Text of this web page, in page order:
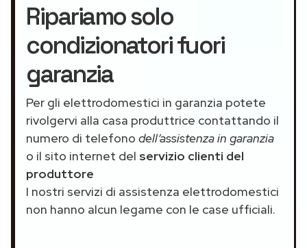
Ripariamo solo
condizionatori fuori
garanzia
Per gli elettrodomestici in garanzia potete
rivolgervi alla casa produttrice contattando il
numero di telefono dell’assistenza in garanzia
o il sito internet del servizio clienti del
produttore
I nostri servizi di assistenza elettrodomestici
non hanno alcun legame con le case ufficiali.